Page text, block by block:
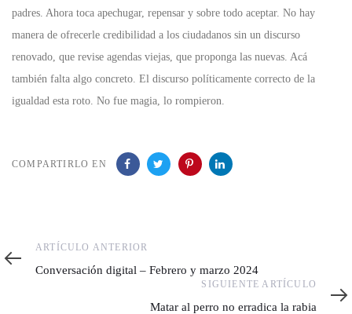
padres. Ahora toca apechugar, repensar y sobre todo aceptar. No hay
manera de ofrecerle credibilidad a los ciudadanos sin un discurso
renovado, que revise agendas viejas, que proponga las nuevas. Acá
también falta algo concreto. El discurso políticamente correcto de la
igualdad esta roto. No fue magia, lo rompieron.
COMPARTIRLO EN
Artículo
ARTÍCULO ANTERIOR
Conversación digital – Febrero y marzo 2024
SIGUIENTE ARTÍCULO
Matar al perro no erradica la rabia